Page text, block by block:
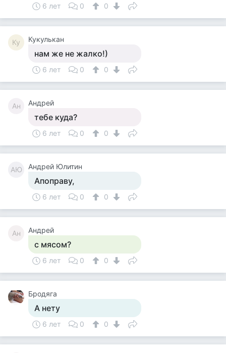
6 лет 0 0
Ку Кукулькан
нам же не жалко!)
6 лет 0 0
Ан Андрей
тебе куда?
6 лет 0 0
АЮ Андрей Юлитин
Апоправу,
6 лет 0 0
Ан Андрей
с мясом?
6 лет 0 0
Бродяга
А нету
6 лет 0 0